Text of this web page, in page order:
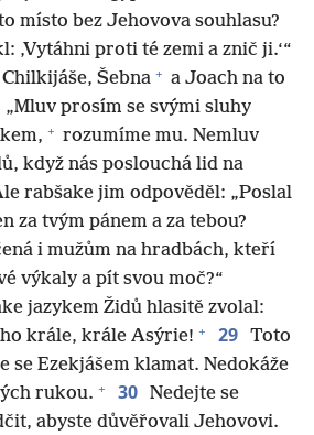
místo bez Jehovova souhlasu?
‚Vytáhni proti té zemi a znič ji.‘“
Šebna + a Joach na to
prosím se svými sluhy
+ rozumíme mu. Nemluv
když nás poslouchá lid na
rabšake jim odpověděl: „Poslal
za tvým pánem a za tebou?
i mužům na hradbách, kteří
výkaly a pít svou moč?“
jazykem Židů hlasitě zvolal:
krále, krále Asýrie! + 29 Toto
se Ezekjášem klamat. Nedokáže
rukou. + 30 Nedejte se
abyste důvěřovali Jehovovi.